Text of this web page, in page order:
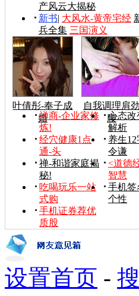
产风云大揭秘
新书| 大风水-黄帝宅经
兵全集 三国演义
叶倩彤-奉子成
婚
自我调理肩劲
腰
禅商-企业家修
炼!
心态改
解析
经穴健康1点
通-头
养生
令谦
禅-和谐家庭揭
秘!
<道德
智慧
吃喝玩乐一站
式购
手机签
个性
手机证券荐优
质股
设置首页 -